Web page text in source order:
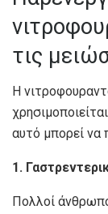
τις
Η
αυτό μπορεί να
1.
Πολλοί